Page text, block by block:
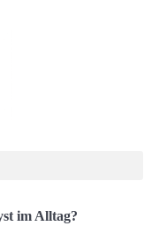
im Alltag?